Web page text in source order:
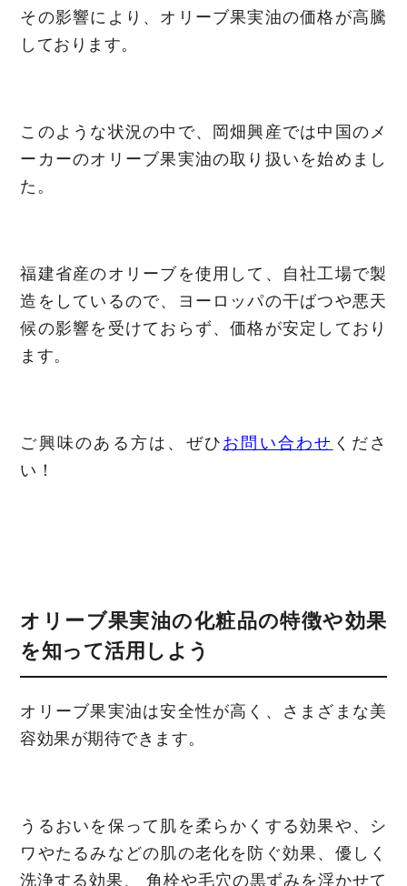
その影響により、オリーブ果実油の価格が高騰
しております。
このような状況の中で、岡畑興産では中国のメ
ーカーのオリーブ果実油の取り扱いを始めまし
た。
福建省産のオリーブを使用して、自社工場で製
造をしているので、ヨーロッパの干ばつや悪天
候の影響を受けておらず、価格が安定しており
ます。
ご興味のある方は、ぜひ お問い合わせ くださ
い！
オリーブ果実油の化粧品の特徴や効果
を知って活用しよう
オリーブ果実油は安全性が高く、さまざまな美
容効果が期待できます。
うるおいを保って肌を柔らかくする効果や、シ
ワやたるみなどの肌の老化を防ぐ効果、優しく
洗浄する効果、 角栓や毛穴の黒ずみを浮かせて